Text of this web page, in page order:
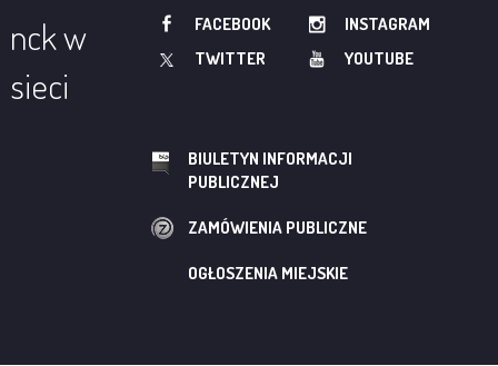
nck w
sieci
FACEBOOK
INSTAGRAM
TWITTER
YOUTUBE
BIULETYN INFORMACJI
PUBLICZNEJ
ZAMÓWIENIA PUBLICZNE
OGŁOSZENIA MIEJSKIE